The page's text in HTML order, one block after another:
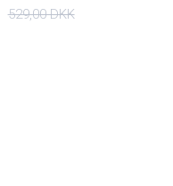
529,00 DKK